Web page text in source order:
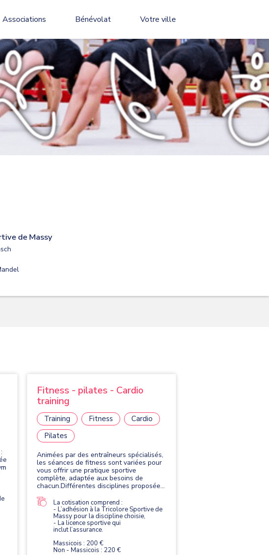
Associations Bénévolat Votre ville
de Massy
Fitness - pilates - Cardio
training
Training Fitness
Cardio
Pilates
Animées par des entraîneurs spécialisés,
les séances de fitness sont variées pour
vous offrir une pratique sportive
complète, adaptée aux besoins de
chacun.Différentes disciplines proposées
cuisses-abdos-fessiers, Stretching,
Pilates, ...). Le programme détaillé définitif
est élaboré en septembre en fonction
des entraineurs et des adhérents.
La cotisation comprend :
- L’adhésion à la Tricolore Sportive de
Massy pour la discipline choisie,
- La licence sportive qui
inclut l’assurance.
Massicois : 200 €
Non - Massicois : 220 €